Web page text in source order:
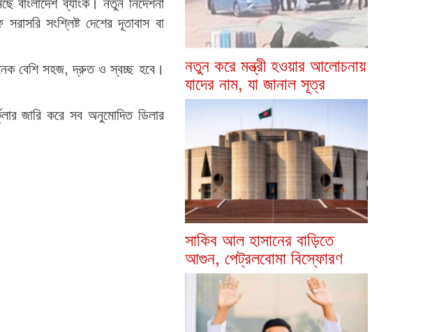
সংশ্লিষ্ট দেশের দূতাবাস বা
বেশি সহজ, দ্রুত ও স্বচ্ছ হবে।
জারি করে সব অনুমোদিত ডিলার
নতুন করে মন্ত্রী হওয়ার আলোচনায়
যাদের নাম, যা জানাল সূত্র
সাকিব আল হাসানের বাড়িতে
আগুন, পেট্রলবোমা বিস্ফোরণ